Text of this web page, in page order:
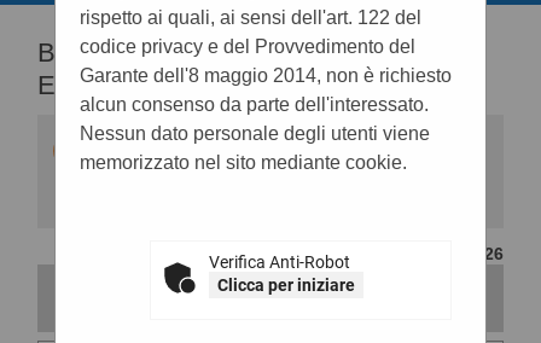
rispetto ai quali, ai sensi dell'art. 122 del
codice privacy e del Provvedimento del
Garante dell'8 maggio 2014, non è richiesto
alcun consenso da parte dell'interessato.
Nessun dato personale degli utenti viene
memorizzato nel sito mediante cookie.
Verifica Anti-Robot
Clicca per iniziare
BANDI E AVVISI D'ISCRIZIONE PER
ELENCHI OPERATORI ECONOMICI
Elenco dei bandi d'iscrizione per gli elenchi
operatori economici attualmente pubblicati. Per
"Accesso all'area riservata".
CONTENUTO AGGIORNATO AL 16/02/2026
La ricerca ha restituito 1 risultati.